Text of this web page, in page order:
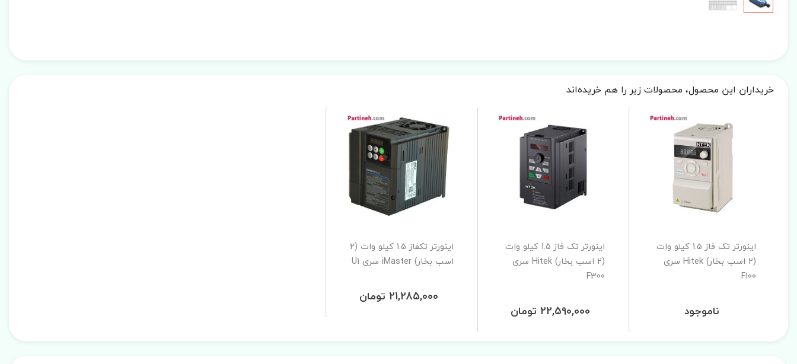
خریداران این محصول، محصولات زیر را هم خریده‌اند
اینورتر تک فاز 1.5 کیلو وات
(2 اسب بخار) Hitek سری
F100
ناموجود
اینورتر تک فاز 1.5 کیلو وات
(2 اسب بخار) Hitek سری
F300
22,590,000 تومان
اینورتر تکفاز 1.5 کیلو وات (2
اسب بخار) iMaster سری U1
21,285,000 تومان